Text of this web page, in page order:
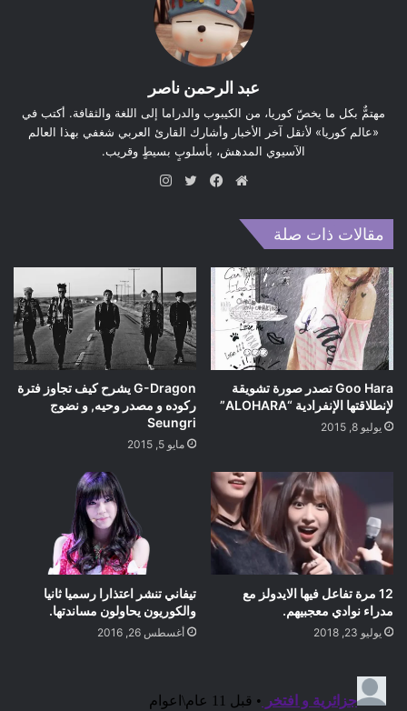
عبد الرحمن ناصر
مهتمٌّ بكل ما يخصّ كوريا، من الكيبوب والدراما إلى اللغة والثقافة. أكتب في
«عالم كوريا» لأنقل آخر الأخبار وأشارك القارئ العربي شغفي بهذا العالم
الآسيوي المدهش، بأسلوبٍ بسيطٍ وقريب.
موق
في
تويت
مقالات ذات صلة
Goo Hara تصدر صورة تشويقة
لإنطلاقتها الإنفرادية “ALOHARA”
يوليو 8, 2015
G-Dragon يشرح كيف تجاوز فترة
ركوده و مصدر وحيه, و نضوج
Seungri
مايو 5, 2015
12 مرة تفاعل فيها الايدولز مع
مدراء نوادي معجبيهم.
يوليو 23, 2018
تيفاني تنشر اعتذارا رسميا ثانيا
والكوريون يحاولون مساندتها.
أغسطس 26, 2016